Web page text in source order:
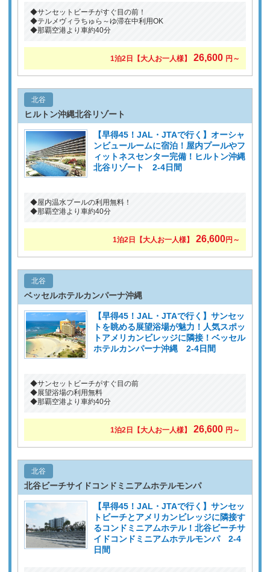
◆サンセットビーチがすぐ目の前！
◆テルメヴィラちゅら～ゆ滞在中利用OK
◆那覇空港より車約40分
1泊2日 【大人お一人様】 26,600 円～
北谷
ヒルトン沖縄北谷リゾート
【早得45！JAL・JTAで行く】オーシャ
ンビュールームに宿泊！屋内プールやフ
ィットネスセンター完備！ヒルトン沖縄
北谷リゾート 2-4日間
◆屋内温水プールの利用無料！
◆那覇空港より車約40分
1泊2日 【大人お一人様】 26,600円～
北谷
ベッセルホテルカンパーナ沖縄
【早得45！JAL・JTAで行く】サンセッ
トを眺める展望浴場が魅力！人気スポッ
トアメリカンビレッジに隣接！ベッセル
ホテルカンパーナ沖縄 2-4日間
◆サンセットビーチがすぐ目の前
◆展望浴場の利用無料
◆那覇空港より車約40分
1泊2日 【大人お一人様】 26,600 円～
北谷
北谷ビーチサイドコンドミニアムホテルモンパ
【早得45！JAL・JTAで行く】サンセッ
トビーチとアメリカンビレッジに隣接す
るコンドミニアムホテル！北谷ビーチサ
イドコンドミニアムホテルモンパ 2-4
日間